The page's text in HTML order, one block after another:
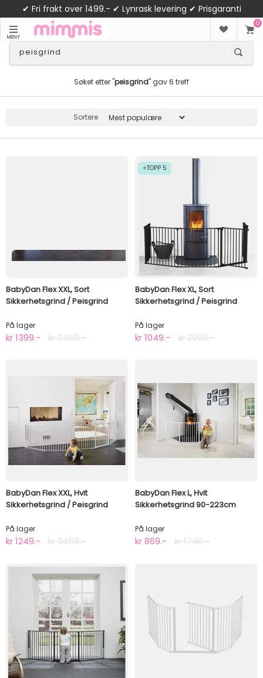
✔ Fri frakt over 1499.- ✔ Lynrask levering ✔ Prisgaranti
MENY
0
Søket etter "peisgrind" gav 6 treff
Sortere
BabyDan Flex XXL, Sort
Sikkerhetsgrind / Peisgrind
På lager
kr 1399.- kr 2459.-
BabyDan Flex XL, Sort
Sikkerhetsgrind / Peisgrind
På lager
kr 1049.- kr 2099.-
⭐TOPP 5
BabyDan Flex XXL, Hvit
Sikkerhetsgrind / Peisgrind
På lager
kr 1249.- kr 2459.-
BabyDan Flex L, Hvit
Sikkerhetsgrind 90-223cm
På lager
kr 869.- kr 1749.-